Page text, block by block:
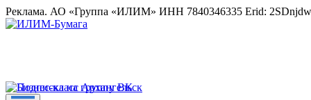
Реклама. АО «Группа «ИЛИМ» ИНН 7840346335 Erid: